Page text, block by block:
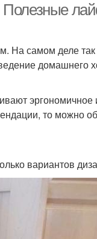
На самом деле
домашнего
эргономичное
то можно
вариантов